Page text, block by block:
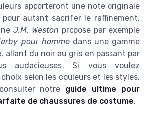
apporteront une note originale
autant sacrifier le raffinement.
J.M. Weston propose par exemple
pour hommedans une gamme
allant du noir au gris en passant par
audacieuses. Si vous voulez
selon les couleurs et les styles,
notre guide ultime pour
de chaussures de costume.